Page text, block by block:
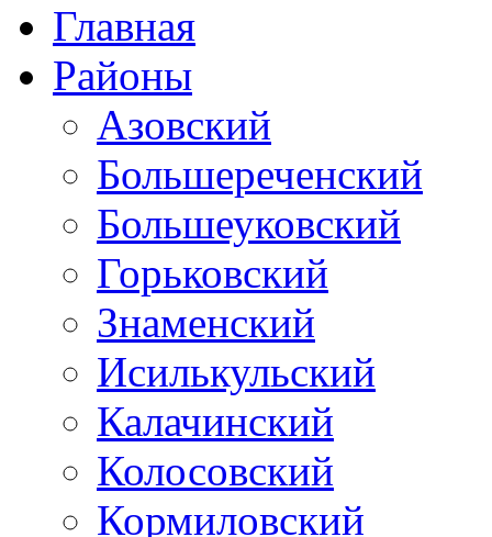
Главная
Районы
Азовский
Большереченский
Большеуковский
Горьковский
Знаменский
Исилькульский
Калачинский
Колосовский
Кормиловский